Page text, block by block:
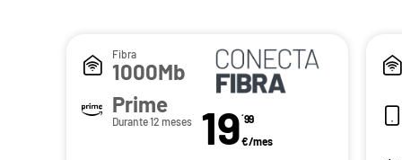
Fibra
1000Mb
Prime
Durante 12 meses 19´99
€/mes